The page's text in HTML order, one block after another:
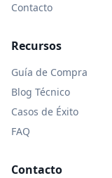
Contacto
Recursos
Guía de Compra
Blog Técnico
Casos de Éxito
FAQ
Contacto